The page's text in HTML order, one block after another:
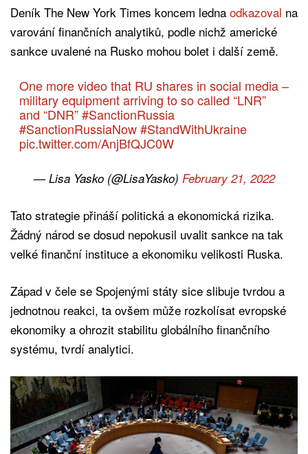
Deník The New York Times koncem ledna odkazoval na
varování finančních analytiků, podle nichž americké
sankce uvalené na Rusko mohou bolet i další země.
One more video that RU shares in social media –
military equipment arriving to so called “LNR”
and “DNR”#SanctionRussia
#SanctionRussiaNow #StandWithUkraine
pic.twitter.com/AnjBfQJC0W
— Lisa Yasko (@LisaYasko) February 21, 2022
Tato strategie přináší politická a ekonomická rizika.
Žádný národ se dosud nepokusil uvalit sankce na tak
velké finanční instituce a ekonomiku velikosti Ruska.
Západ v čele se Spojenými státy sice slibuje tvrdou a
jednotnou reakci, ta ovšem může rozkolísat evropské
ekonomiky a ohrozit stabilitu globálního finančního
systému, tvrdí analytici.